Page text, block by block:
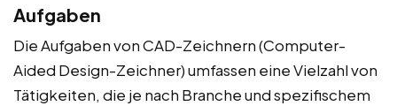
Aufgaben
Die Aufgaben von CAD-Zeichnern (Computer-
Aided Design-Zeichner) umfassen eine Vielzahl von
Tätigkeiten, die je nach Branche und spezifischem